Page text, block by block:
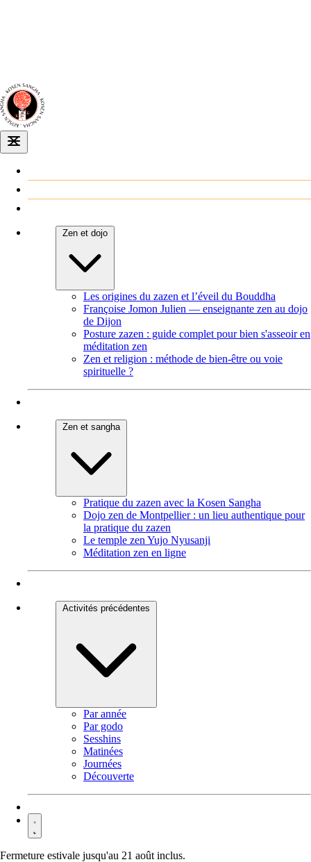
Zen et dojo
Les origines du zazen et l’éveil du Bouddha
Françoise Jomon Julien — enseignante zen au dojo
de Dijon
Posture zazen : guide complet pour bien s'asseoir en
méditation zen
Zen et religion : méthode de bien-être ou voie
spirituelle ?
Zen et sangha
Pratique du zazen avec la Kosen Sangha
Dojo zen de Montpellier : un lieu authentique pour
la pratique du zazen
Le temple zen Yujo Nyusanji
Méditation zen en ligne
Activités précédentes
Par année
Par godo
Sesshins
Matinées
Journées
Découverte
Fermeture estivale jusqu'au 21 août inclus.